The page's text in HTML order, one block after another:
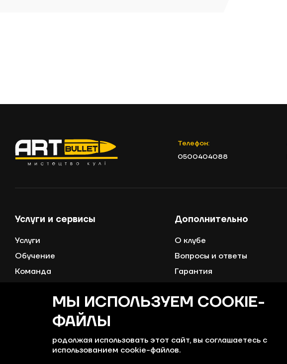
Телефон:
0500404088
Услуги и сервисы
Услуги
Обучение
Команда
Дополнительно
О клубе
Вопросы и ответы
Гарантия
Доставки и оплаты
МЫ ИСПОЛЬЗУЕМ COOKIE-
ФАЙЛЫ
родолжая использовать этот сайт, вы соглашаетесь с
использованием cookie-файлов.